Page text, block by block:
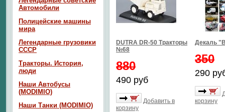
DUTRA DR-50 Тракторы
№68
880
490 руб
Добавить в
корзину
Декаль
350
290
корзину
Автомобили
Полицейские машины
мира
Легендарные грузовики
СССР
Тракторы. История,
люди
Наши Автобусы
(MODIMIO)
Наши Танки (MODIMIO)